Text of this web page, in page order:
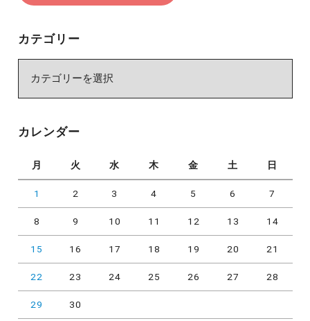
カテゴリー
ー
カレンダー
月 火 水 木 金 土 日
1 2 3 4 5 6 7
8 9 10 11 12 13 14
15 16 17 18 19 20 21
22 23 24 25 26 27 28
29 30